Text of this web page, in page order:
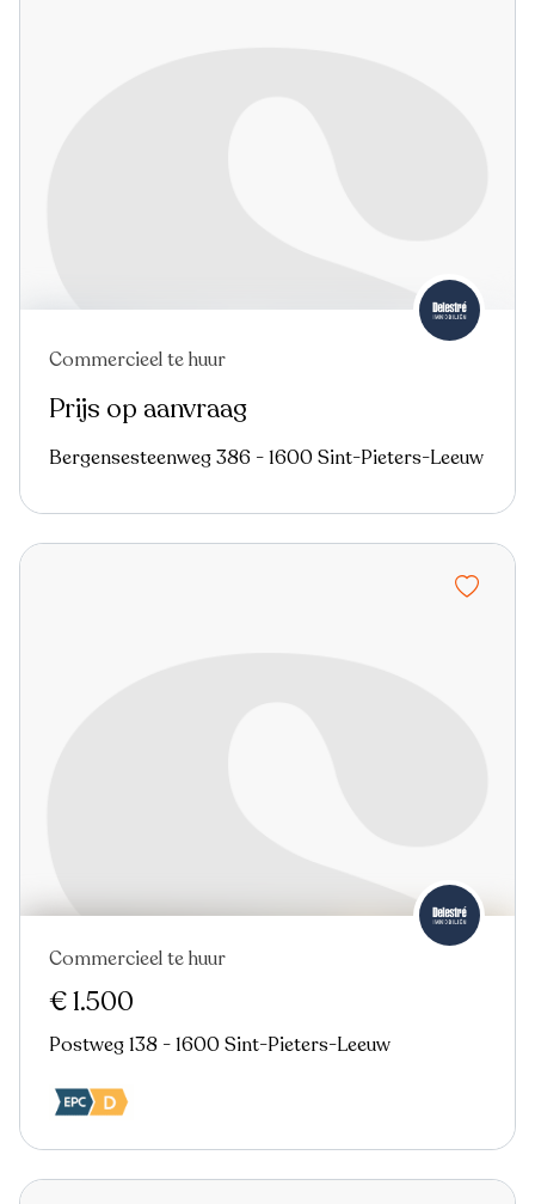
In optie
Commercieel te huur
Prijs op aanvraag
Bergensesteenweg 386 - 1600 Sint-Pieters-Leeuw
Commercieel te huur
€ 1.500
Postweg 138 - 1600 Sint-Pieters-Leeuw